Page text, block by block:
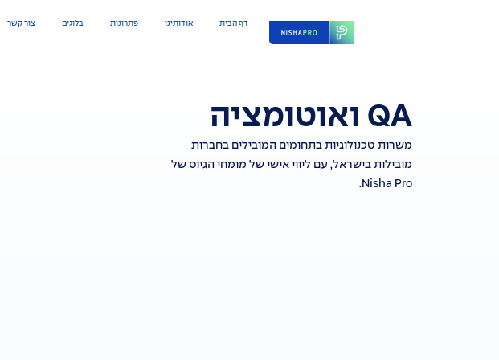
דף הבית אודותינו פתרונות בלוגים צור קשר
QA ואוטומציה
משרות טכנולוגיות בתחומים המובילים בחברות
מובילות בישראל, עם ליווי אישי של מומחי הגיוס של
Nisha Pro.